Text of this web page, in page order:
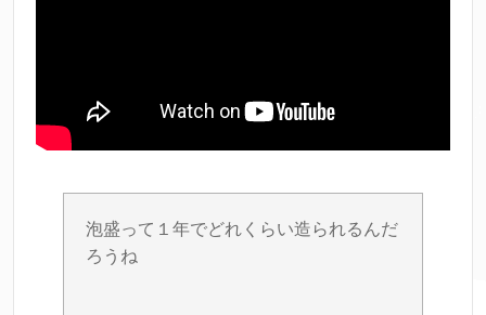
泡盛って１年でどれくらい造られるんだ
ろうね